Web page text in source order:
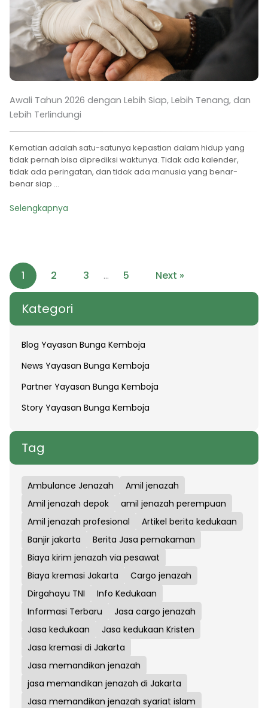
Awali Tahun 2026 dengan Lebih Siap, Lebih Tenang, dan
Lebih Terlindungi
Kematian adalah satu-satunya kepastian dalam hidup yang
tidak pernah bisa diprediksi waktunya. Tidak ada kalender,
tidak ada peringatan, dan tidak ada manusia yang benar-
benar siap ...
Selengkapnya
1 2 3 … 5 Next »
Kategori
Blog Yayasan Bunga Kemboja
News Yayasan Bunga Kemboja
Partner Yayasan Bunga Kemboja
Story Yayasan Bunga Kemboja
Tag
Ambulance Jenazah
Amil jenazah
Amil jenazah depok
amil jenazah perempuan
Amil jenazah profesional
Artikel berita kedukaan
Banjir jakarta
Berita Jasa pemakaman
Biaya kirim jenazah via pesawat
Biaya kremasi Jakarta
Cargo jenazah
Dirgahayu TNI
Info Kedukaan
Informasi Terbaru
Jasa cargo jenazah
Jasa kedukaan
Jasa kedukaan Kristen
Jasa kremasi di Jakarta
Jasa memandikan jenazah
jasa memandikan jenazah di Jakarta
Jasa memandikan jenazah syariat islam